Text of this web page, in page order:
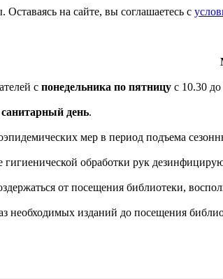
на сайте, вы соглашаетесь c
с понедельника по пятницу с 10.30
санитарный день.
мер в период подъема
гигиенической обработки рук
от посещения библиотеки,
необходимых изданий до посещения